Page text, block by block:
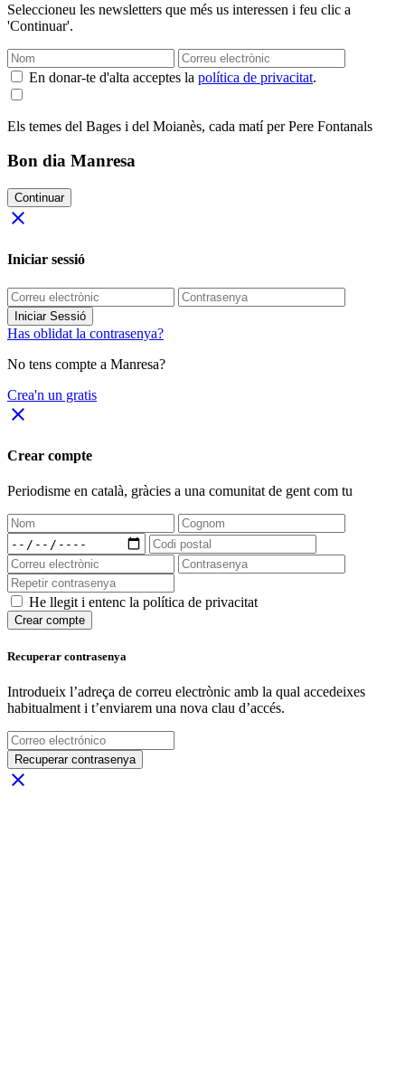
Seleccioneu les newsletters que més us interessen i feu clic a
'Continuar'.
En donar-te d'alta acceptes la política de privacitat.
Els temes del Bages i del Moianès, cada matí per Pere Fontanals
Bon dia Manresa
Continuar
close
Iniciar sessió
Iniciar Sessió
Has oblidat la contrasenya?
No tens compte a Manresa?
Crea'n un gratis
close
Crear compte
Periodisme en català, gràcies a una comunitat de gent com tu
He llegit i entenc la política de privacitat
Crear compte
Recuperar contrasenya
Introdueix l’adreça de correu electrònic amb la qual accedeixes
habitualment i t’enviarem una nova clau d’accés.
Recuperar contrasenya
close